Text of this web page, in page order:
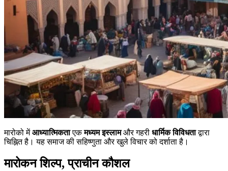
मारोको मेंआध्यात्मिकताएकमध्यम इस्लामऔर गहरी धार्मिक विविधताद्वारा
चिह्नित है। यह समाज की सहिष्णुता और खुले विचार को दर्शाता है।
मारोकन शिल्प, प्राचीन कौशल